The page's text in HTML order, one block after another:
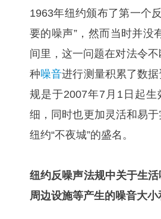
1963年纽约颁布了第一个
要的噪声”，然而当时并没
间里，这一问题在对法令
种噪音进行测量积累了数
规是于2007年7月1日起
细，同时也更加灵活和易
纽约“不夜城”的盛名。
纽约反噪声法规中关于生
周边设施等产生的噪音大小